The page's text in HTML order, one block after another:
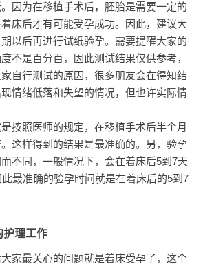
因为在移植手术后，胚胎是需要一定的
床后才有可能受孕成功。因此，建议大
以后再进行试纸验孕。需要提醒大家的
不是百分百，因此测试结果仅供参考，
自行测试的原因，很多朋友会在得知结
情绪低落和失望的情况，但也许实际情
按照医师的规定，在移植手术后半个月
这样得到的结果是最准确的。另，验孕
不同，一般情况下，会在着床后5到7天
最准确的验孕时间就是在着床后的5到7
护理工作
家最关心的问题就是着床受孕了，这个